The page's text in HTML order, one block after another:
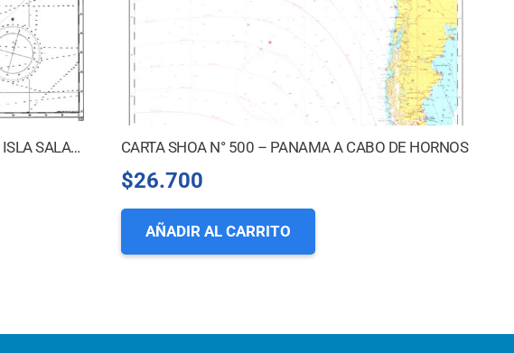
CARTA SHOA N° 525 – ISLA DE PASCUA E ISLA SALAS Y GOMEZ CARTA SHOA N° 500 – PANAMA A CABO DE HORNOS
$26.700
AÑADIR AL CARRITO